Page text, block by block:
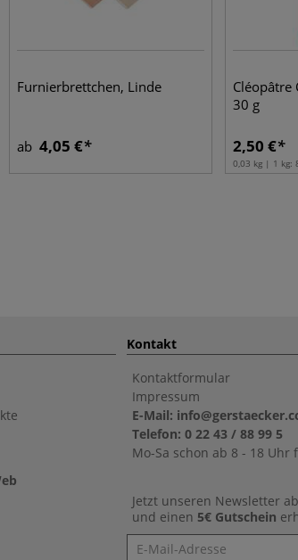
Furnierbrettchen, Linde
ab 4,05 €
Cléopâtre
30 g
2,50 €
0,03 kg | 1 kg:
Kontakt
Kontaktformular
Impressum
E-Mail:
Telefon: 0 22 43 / 88 99 5
Mo-Sa schon ab 8 - 18 Uhr
Jetzt unseren Newsletter
und einen 5€ Gutschein
Newsletter